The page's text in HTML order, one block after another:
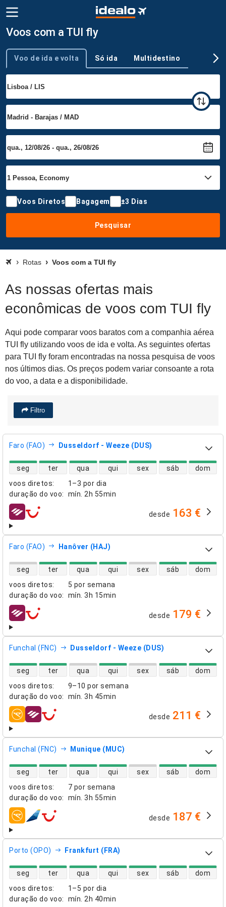
Voos com a TUI fly
Tipo de viagem
Voo de ida e volta Só ida Multidestino
Voos Diretos Bagagem ±3 Dias
Pesquisar
Rotas Voos com a TUI fly
As nossas ofertas mais
econômicas de voos com TUI fly
Aqui pode comparar voos baratos com a companhia aérea
TUI fly utilizando voos de ida e volta. As seguintes ofertas
para TUI fly foram encontradas na nossa pesquisa de voos
nos últimos dias. Os preços podem variar consoante a rota
do voo, a data e a disponibilidade.
Filtro
Faro (FAO) Dusseldorf - Weeze (DUS)
voos diretos:
1–3 por dia
duração do voo: mín. 2h 55min
disponibilidade de voos diretos
seg ter qua qui sex sáb dom
companhias aéreas desde 163 €
Faro (FAO) Hanôver (HAJ)
voos diretos:
5 por semana
duração do voo: mín. 3h 15min
disponibilidade de voos diretos
seg ter qua qui sex sáb dom
companhias aéreas desde 179 €
Funchal (FNC) Dusseldorf - Weeze (DUS)
voos diretos:
9–10 por semana
duração do voo: mín. 3h 45min
disponibilidade de voos diretos
seg ter qua qui sex sáb dom
companhias aéreas desde 211 €
Funchal (FNC) Munique (MUC)
voos diretos:
7 por semana
duração do voo: mín. 3h 55min
disponibilidade de voos diretos
seg ter qua qui sex sáb dom
companhias aéreas desde 187 €
Porto (OPO) Frankfurt (FRA)
voos diretos:
1–5 por dia
duração do voo: mín. 2h 40min
disponibilidade de voos diretos
seg ter qua qui sex sáb dom